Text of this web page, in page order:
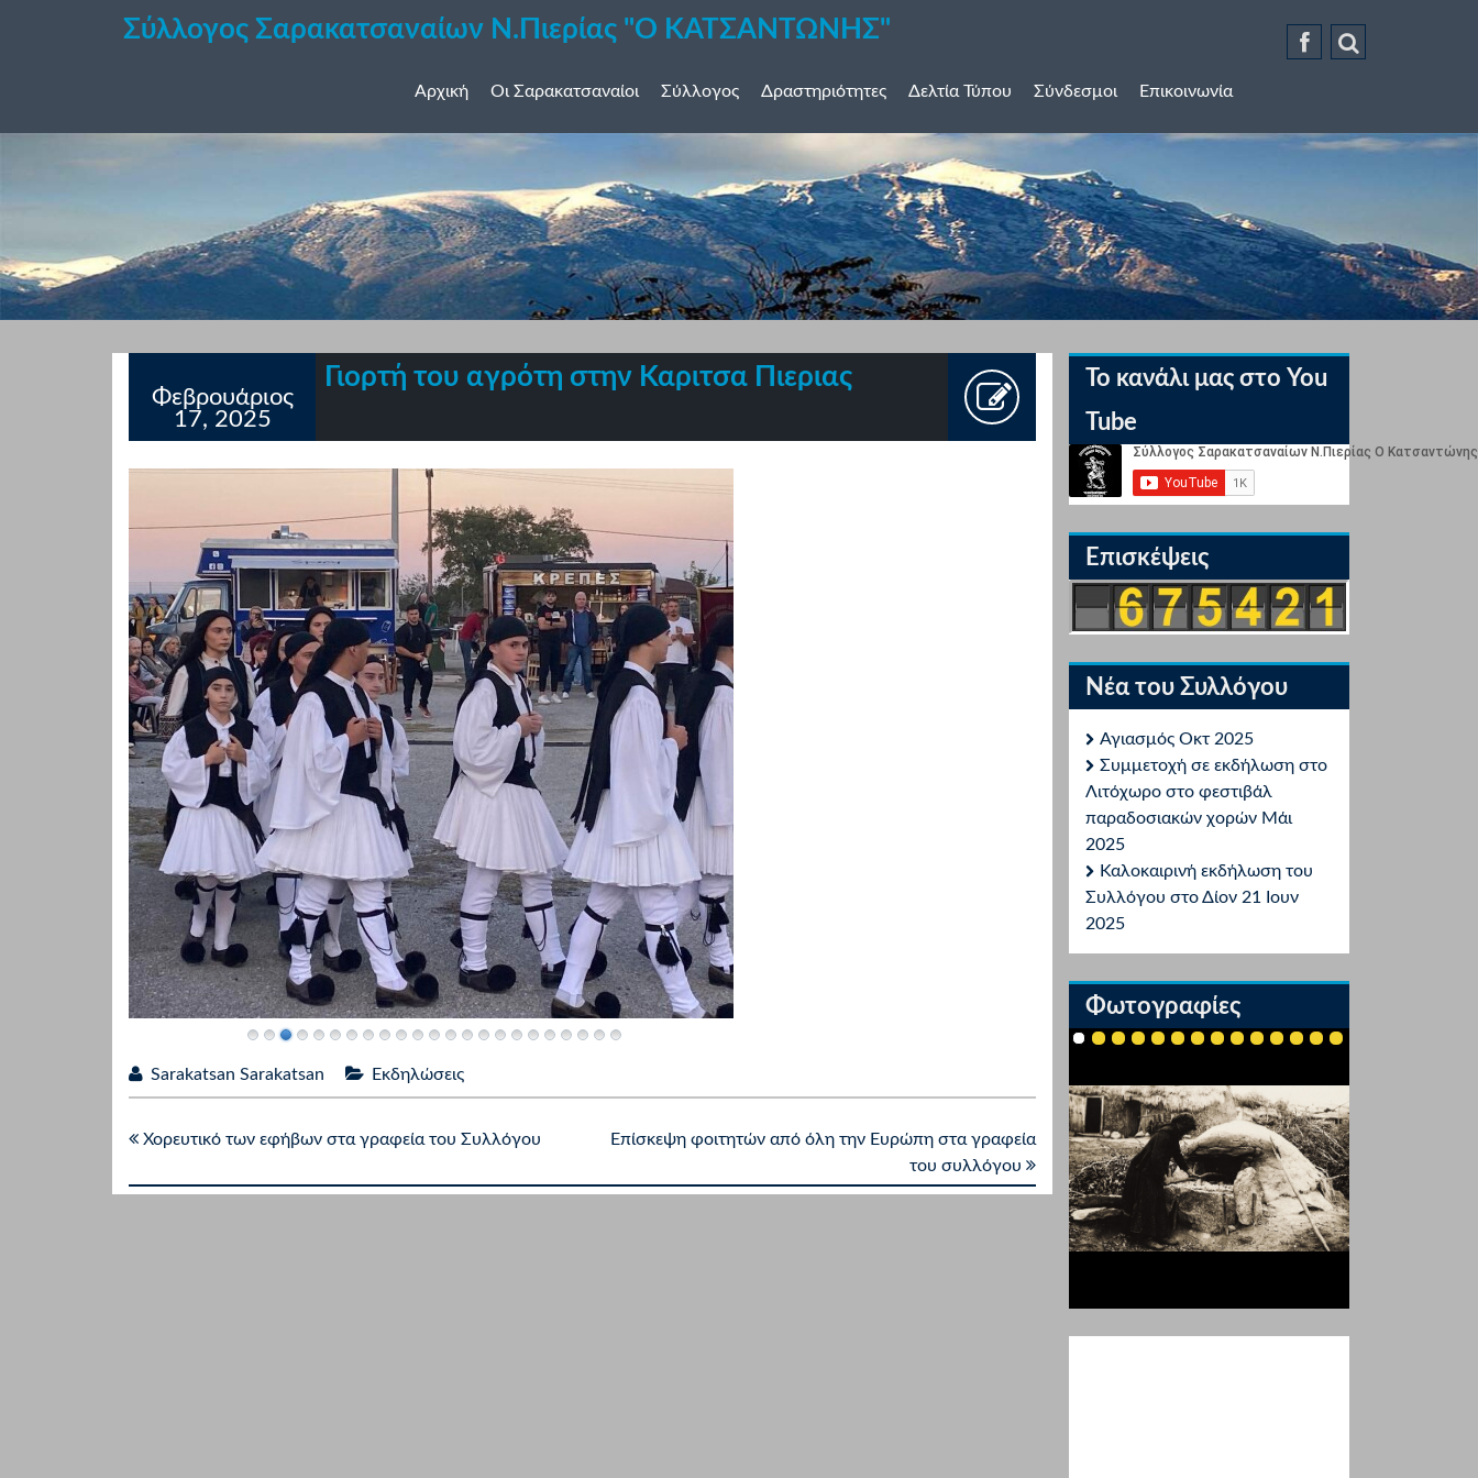
Σύλλογος Σαρακατσαναίων Ν.Πιερίας "Ο ΚΑΤΣΑΝΤΩΝΗΣ"
Αρχική Οι Σαρακατσαναίοι Σύλλογος Δραστηριότητες Δελτία Τύπου Σύνδεσμοι Επικοινωνία
Φεβρουάριος
17, 2025
Γιορτή του αγρότη στην Καριτσα Πιεριας
Sarakatsan Sarakatsan Εκδηλώσεις
Χορευτικό των εφήβων στα γραφεία του Συλλόγου
Επίσκεψη φοιτητών από όλη την Ευρώπη στα γραφεία
του συλλόγου
Το κανάλι μας στο You
Tube
Επισκέψεις
Νέα του Συλλόγου
Αγιασμός Οκτ 2025
Συμμετοχή σε εκδήλωση στο
Λιτόχωρο στο φεστιβάλ
παραδοσιακών χορών Μάι
2025
Καλοκαιρινή εκδήλωση του
Συλλόγου στο Δίον 21 Ιουν
2025
Φωτογραφίες